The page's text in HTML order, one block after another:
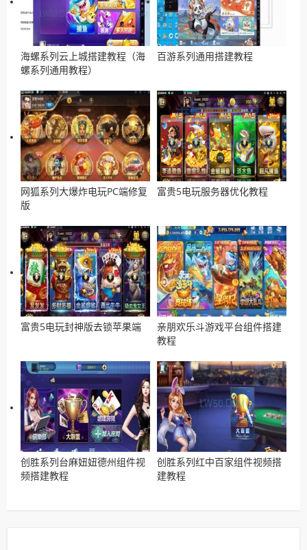
海螺系列云上城搭建教程（海
螺系列通用教程）
百游系列通用搭建教程
网狐系列大爆炸电玩PC端修复
版
富贵5电玩服务器优化教程
富贵5电玩封神版去锁苹果端
亲朋欢乐斗游戏平台组件搭建
教程
创胜系列台麻妞妞德州组件视
频搭建教程
创胜系列红中百家组件视频搭
建教程